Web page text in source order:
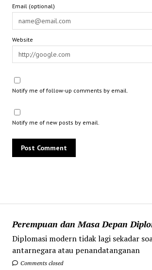
Perempuan dan Masa Depan
Diplomasi modern tidak lagi sekadar
antarnegara atau penandatanganan
Comments closed
Email (optional)
Website
Notify me of follow-up comments by email.
Notify me of new posts by email.